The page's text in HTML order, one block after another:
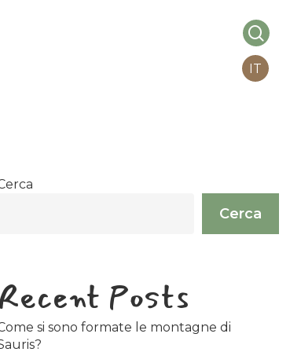
IT
Cerca
Recent Posts
si sono formate le montagne di